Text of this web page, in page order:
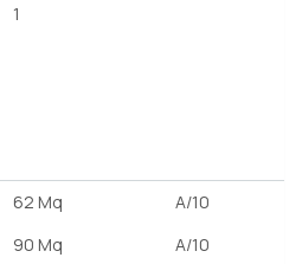
1
62 Mq
A/10
90 Mq A/10